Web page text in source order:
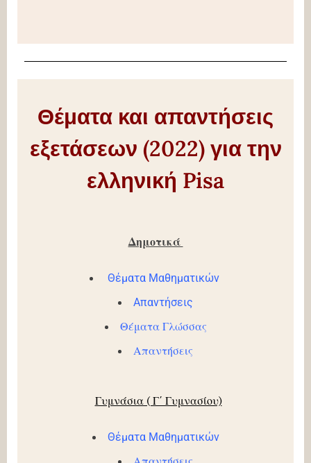
Θέματα και απαντήσεις
εξετάσεων (2022) για την
ελληνική Pisa
Δημοτικά
Θέματα Μαθηματικών
Απαντήσεις
Θέματα Γλώσσας
Απαντήσεις
Γυμνάσια ( Γ΄ Γυμνασίου)
Θέματα Μαθηματικών